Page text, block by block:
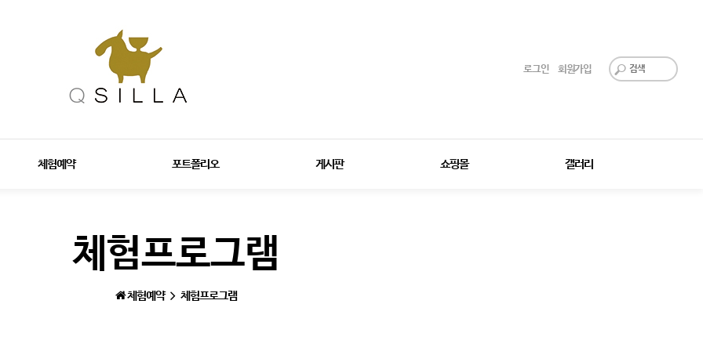
로그인 회원가입
체험예약 포트폴리오 게시판 쇼핑몰 갤러리
체험프로그램
체험예약 체험프로그램